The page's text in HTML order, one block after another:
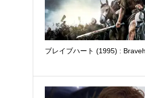
ブレイブハート (1995) :